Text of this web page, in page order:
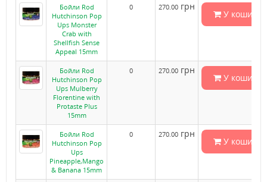
Бойли Rod
Hutchinson Pop
Ups Monster
Crab with
Shellfish Sense
Appeal 15mm
0 270.00 грн
У кошик
Бойли Rod
Hutchinson Pop
Ups Mulberry
Florentine with
Protaste Plus
15mm
0 270.00 грн
У кошик
Бойли Rod
Hutchinson Pop
Ups
Pineapple,Mango
& Banana 15mm
0 270.00 грн
У кошик